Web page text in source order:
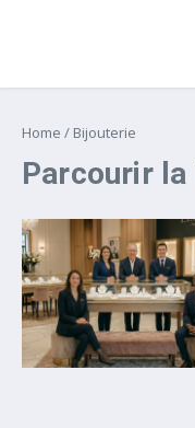
Home / Bijouterie
Parcourir